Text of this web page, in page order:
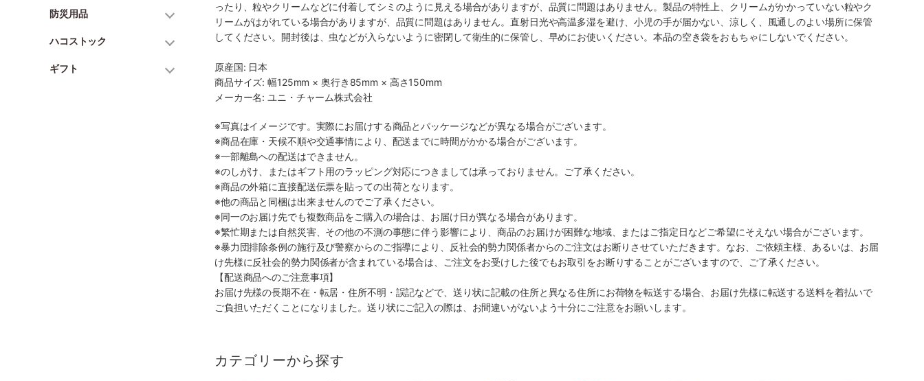
防災用品
ハコストック
ギフト
ったり、粒やクリームなどに付着してシミのように見える場合がありますが、品質に問題はありません。製品の特性上、クリームがかかっていない粒やク
リームがはがれている場合がありますが、品質に問題はありません。直射日光や高温多湿を避け、小児の手が届かない、涼しく、風通しのよい場所に保管
してください。開封後は、虫などが入らないように密閉して衛生的に保管し、早めにお使いください。本品の空き袋をおもちゃにしないでください。
原産国: 日本
商品サイズ: 幅125mm × 奥行き85mm × 高さ150mm
メーカー名: ユニ・チャーム株式会社
※写真はイメージです。実際にお届けする商品とパッケージなどが異なる場合がございます。
※商品在庫・天候不順や交通事情により、配送までに時間がかかる場合がございます。
※一部離島への配送はできません。
※のしがけ、またはギフト用のラッピング対応につきましては承っておりません。ご了承ください。
※商品の外箱に直接配送伝票を貼っての出荷となります。
※他の商品と同梱は出来ませんのでご了承ください。
※同一のお届け先でも複数商品をご購入の場合は、お届け日が異なる場合があります。
※繁忙期または自然災害、その他の不測の事態に伴う影響により、商品のお届けが困難な地域、またはご指定日などご希望にそえない場合がございます。
※暴力団排除条例の施行及び警察からのご指導により、反社会的勢力関係者からのご注文はお断りさせていただきます。なお、ご依頼主様、あるいは、お届
け先様に反社会的勢力関係者が含まれている場合は、ご注文をお受けした後でもお取引をお断りすることがございますので、ご了承ください。
【配送商品へのご注意事項】
お届け先様の長期不在・転居・住所不明・誤記などで、送り状に記載の住所と異なる住所にお荷物を転送する場合、お届け先様に転送する送料を着払いで
ご負担いただくことになりました。送り状にご記入の際は、お間違いがないよう十分にご注意をお願いします。
カテゴリーから探す